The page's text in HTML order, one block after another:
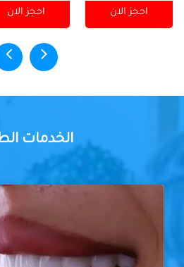
احجز الان احجز الان
الخدمات